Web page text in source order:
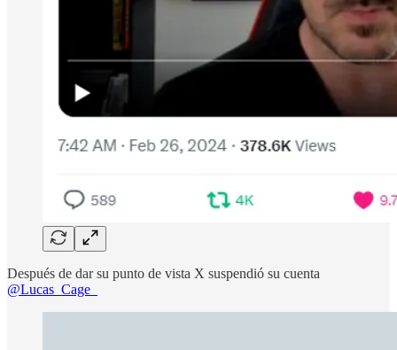
Después de dar su punto de vista X suspendió su cuenta
@Lucas_Cage_